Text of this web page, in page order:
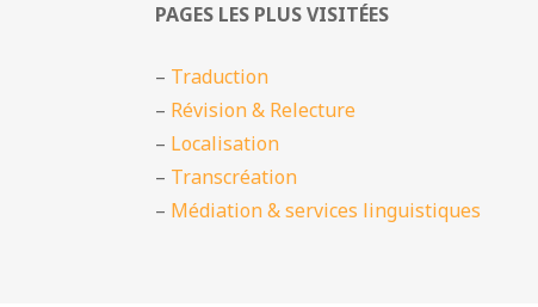
PAGES LES PLUS VISITÉES
– Traduction
– Révision & Relecture
– Localisation
– Transcréation
– Médiation & services linguistiques